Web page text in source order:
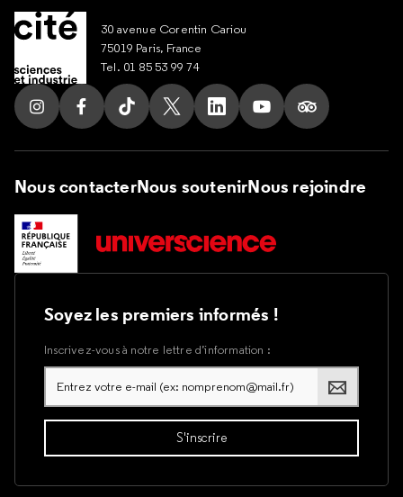
30 avenue Corentin Cariou
75019 Paris, France
Tel. 01 85 53 99 74
Suivez nous sur Instagram
Suivez nous sur Facebook
Suivez nous sur Tik Tok
Suivez nous sur X
Suivez nous sur LinkedIn
Suivez nous sur
Suivez nous
Nous contacterNous soutenirNous rejoindre
Soyez les premiers informés !
Inscrivez-vous à notre lettre d’information :